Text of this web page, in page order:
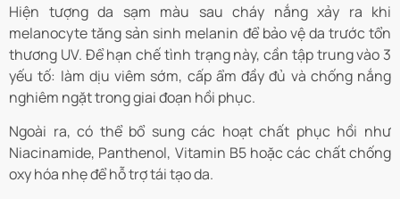
Hiện tượng da sạm màu sau cháy nắng xảy ra khi
melanocyte tăng sản sinh melanin để bảo vệ da trước tổn
thương UV. Để hạn chế tình trạng này, cần tập trung vào 3
yếu tố: làm dịu viêm sớm, cấp ẩm đầy đủ và chống nắng
nghiêm ngặt trong giai đoạn hồi phục.
Ngoài ra, có thể bổ sung các hoạt chất phục hồi như
Niacinamide, Panthenol, Vitamin B5 hoặc các chất chống
oxy hóa nhẹ để hỗ trợ tái tạo da.